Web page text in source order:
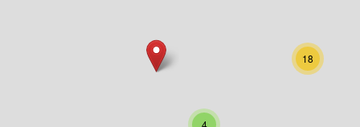
Oberösterreich
Salzburg
4
18